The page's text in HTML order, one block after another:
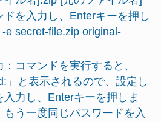
ドを入力し、Enterキーを押し
e secret-file.zip original-
コマンドを実行すると、
」と表示されるので、設定し
力し、Enterキーを押しま
う一度同じパスワードを入